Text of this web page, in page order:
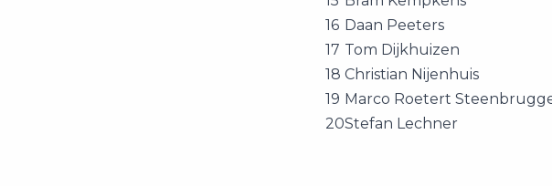
16 Daan Peeters
17 Tom Dijkhuizen
18 Christian Nijenhuis
19 Marco Roetert
20Stefan Lechner